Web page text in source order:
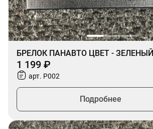
БРЕЛОК ПАНАВТО ЦВЕТ - ЗЕЛЕНЫЙ
1 199 ₽
арт. P002
Подробнее